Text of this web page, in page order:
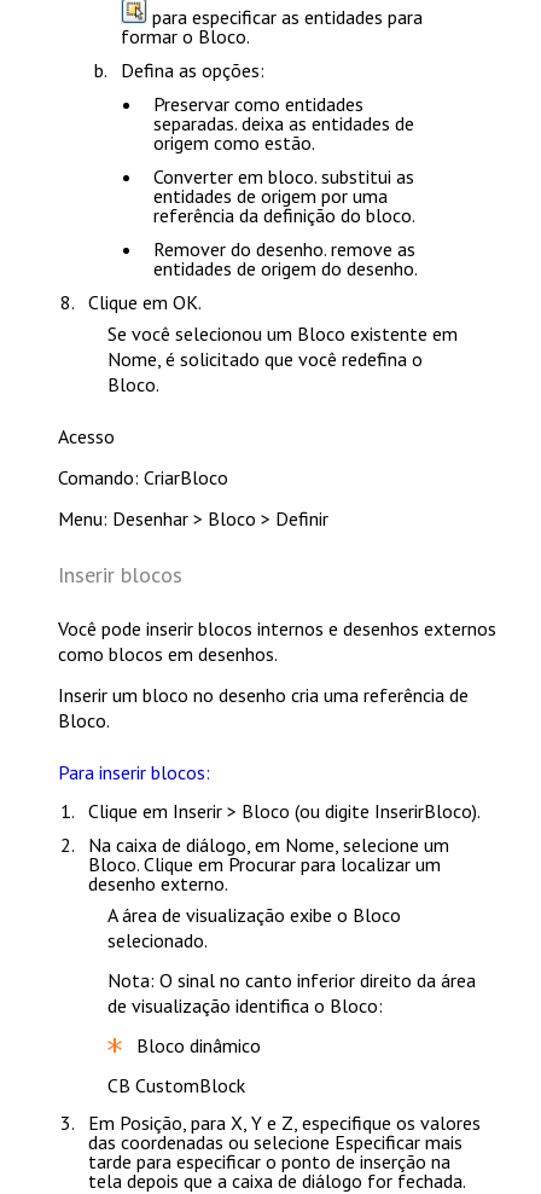
para especificar as entidades para
formar o Bloco.
Defina as opções:
Preservar como entidades
separadas. deixa as entidades de
origem como estão.
Converter em bloco. substitui as
entidades de origem por uma
referência da definição do bloco.
Remover do desenho. remove as
entidades de origem do desenho.
Clique emOK.
Se você selecionou um Bloco existente em
Nome , é solicitado que você redefina o
Bloco.
Acesso
Comando: CriarBloco
Menu: Desenhar > Bloco > Definir
Inserir blocos
Você pode inserir blocos internos e desenhos externos
como blocos em desenhos.
Inserir um bloco no desenho cria uma referência de
Bloco.
Para inserir blocos:
Clique em Inserir > Bloco (ou digite InserirBloco).
Na caixa de diálogo, em Nome , selecione um
Bloco. Clique emProcurar para localizar um
desenho externo.
A área de visualização exibe o Bloco
selecionado.
Nota: O sinal no canto inferior direito da área
de visualização identifica o Bloco:
Bloco dinâmico
CB CustomBlock
Em Posição , para X ,Y e Z , especifique os valores
das coordenadas ou selecione Especificar mais
tarde para especificar o ponto de inserção na
tela depois que a caixa de diálogo for fechada.